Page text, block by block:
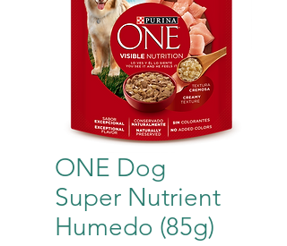
ONE Dog
Super Nutrient
Humedo (85g)